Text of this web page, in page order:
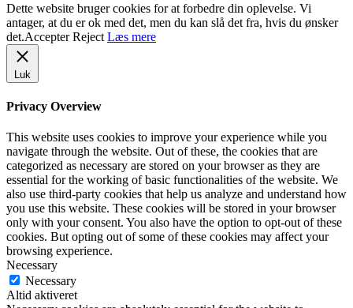
Dette website bruger cookies for at forbedre din oplevelse. Vi
antager, at du er ok med det, men du kan slå det fra, hvis du ønsker
det.Accepter Reject Læs mere
Luk
Privacy Overview
This website uses cookies to improve your experience while you
navigate through the website. Out of these, the cookies that are
categorized as necessary are stored on your browser as they are
essential for the working of basic functionalities of the website. We
also use third-party cookies that help us analyze and understand how
you use this website. These cookies will be stored in your browser
only with your consent. You also have the option to opt-out of these
cookies. But opting out of some of these cookies may affect your
browsing experience.
Necessary
Necessary
Altid aktiveret